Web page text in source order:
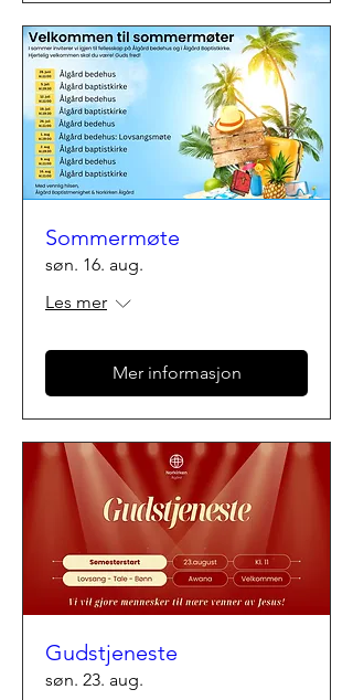
Sommermøte
søn. 16. aug.
Les mer
Mer informasjon
Gudstjeneste
søn. 23. aug.